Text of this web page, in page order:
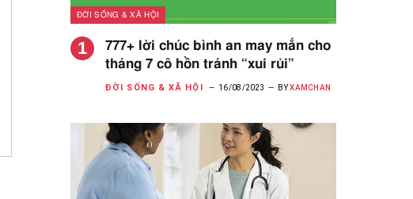
ĐỜI SỐNG & XÃ HỘI
777+ lời chúc bình an may mắn cho
tháng 7 cô hồn tránh “xui rủi”
ĐỜI SỐNG & XÃ HỘI 16/08/2023 BY XAMCHAN